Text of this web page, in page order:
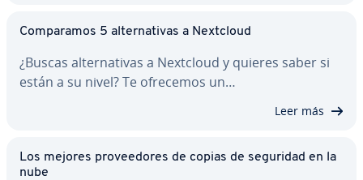
Co­m­pa­ra­mos 5 al­te­r­na­ti­vas a Nextcloud
¿Buscas al­te­r­na­ti­vas a Nextcloud y quieres saber si
están a su nivel? Te ofrecemos un…
Leer más
Los mejores pro­vee­do­res de copias de seguridad en la
nube